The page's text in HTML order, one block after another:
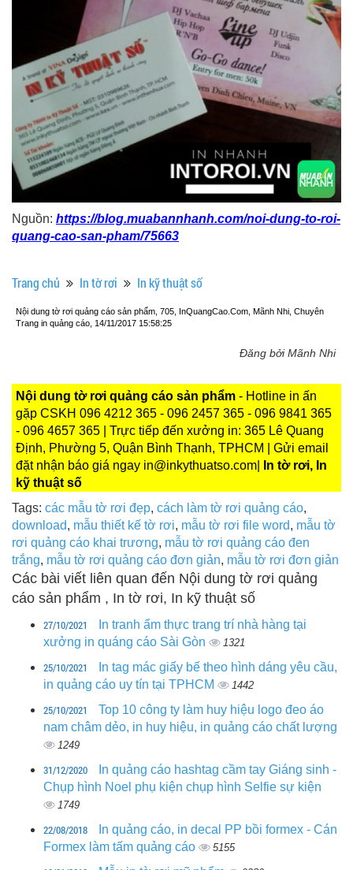
Nguồn: https://blog.muabannhanh.com/noi-dung-to-roi-
quang-cao-san-pham/75663
Trang chủ In tờ rơi In kỹ thuật số
Nội dung tờ rơi quảng cáo sản phẩm, 705, InQuangCao.Com, Mãnh Nhi, Chuyên
Trang in quảng cáo, 14/11/2017 15:58:25
Đăng bởi Mãnh Nhi
Nội dung tờ rơi quảng cáo sản phẩm - Hotline in ấn
gặp CSKH 096 4212 365 - 096 2457 365 - 096 9841 365
- 096 4657 365 | Trực tiếp đến xưởng in: 365 Lê Quang
Định, Phường 5, Quận Bình Thạnh, TPHCM | Gửi email
đặt nhận báo giá ngay in@inkythuatso.com|
In tờ rơi, In
kỹ thuật số
Tags: các mẫu tờ rơi đẹp, cách làm tờ rơi quảng cáo,
download, mẫu thiết kế tờ rơi, mẫu tờ rơi file word, mẫu tờ
rơi quảng cáo khai trương, mẫu tờ rơi quảng cáo đen
trắng, mẫu tờ rơi quảng cáo đơn giản, mẫu tờ rơi đơn giản
Các bài viết liên quan đến Nội dung tờ rơi quảng
cáo sản phẩm , In tờ rơi, In kỹ thuật số
27/10/2021
In tranh ẩm thực trang trí nhà hàng tại
xưởng in quáng cáo Sài Gòn
1321
25/10/2021
In tag mác giấy bế theo hình dáng yêu cầu,
in quảng cáo uy tín tại TPHCM
1442
25/10/2021
Top 10 công ty làm huy hiệu logo đeo áo
nam châm dẻo, in huy hiệu, in quảng cáo chất lượng
1249
31/12/2020
In quảng cáo hashtag cầm tay Giáng sinh -
Chụp hình Noel phụ kiện chụp hình Selfie sự kiện
1749
22/08/2018
In quảng cáo, in decal PP bồi formex - Cán
Formex làm tấm quảng cáo
5155